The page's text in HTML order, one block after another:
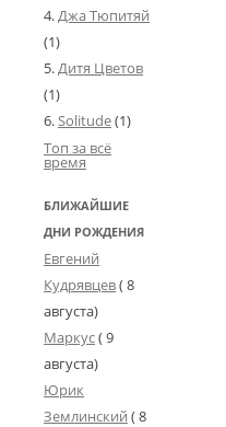
Джа Тюпитяй
(1)
Дитя Цветов
(1)
Solitude(1)
Топ за всё
время
БЛИЖАЙШИЕ
ДНИ РОЖДЕНИЯ
Евгений
Кудрявцев( 8
августа)
Маркус( 9
августа)
Юрик
Землинский (8